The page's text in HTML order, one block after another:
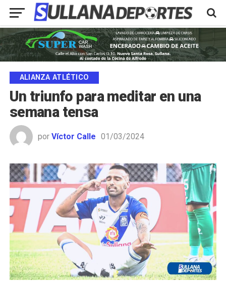
ALIANZA ATLÉTICO
Un triunfo para meditar en una
semana tensa
por Víctor Calle 01/03/2024